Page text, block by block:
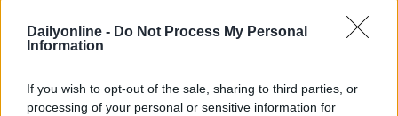
Dailyonline - Do Not Process My Personal
Information
If you wish to opt-out of the sale, sharing to third parties, or
processing of your personal or sensitive information for
semantica, è in grado di offrire sempre contenuti in
linea con gli interessi degli utenti.
INTERNET